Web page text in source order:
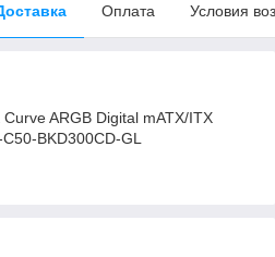
Оплата Условия
ARGB Digital mATX/ITX
BKD300CD-GL